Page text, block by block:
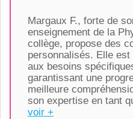
Margaux F., forte de
enseignement de la
collège, propose des
personnalisés. Elle
aux besoins
garantissant une
meilleure
son expertise en tant
voir +